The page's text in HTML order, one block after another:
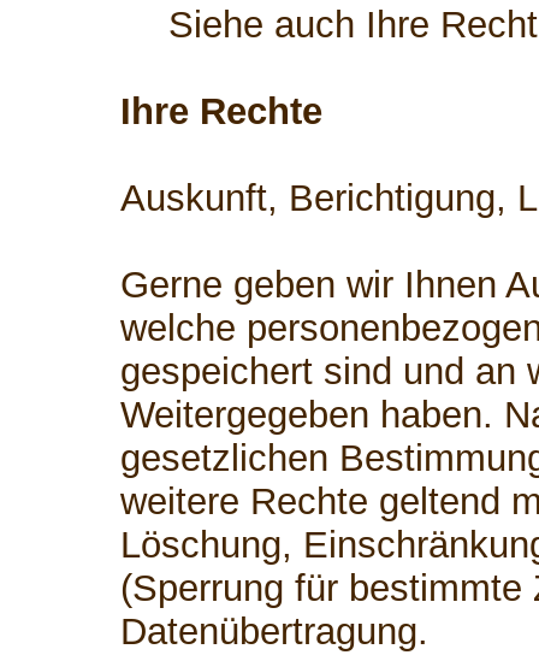
Siehe auch Ihre
Ihre Rechte
Auskunft, Berichtigung,
Gerne geben wir Ihnen
welche
gespeichert sind und an
Weitergegeben haben.
gesetzlichen
weitere Rechte geltend
Löschung,
(Sperrung für bestimmte
Datenübertragung.